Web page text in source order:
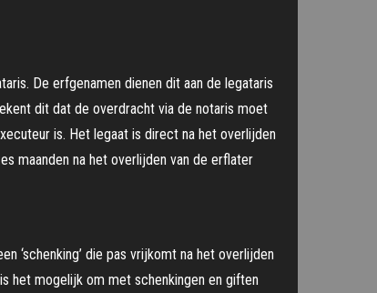
De erfgenamen dienen dit aan de legataris
dit dat de overdracht via de notaris moet
is. Het legaat is direct na het overlijden
maanden na het overlijden van de erflater
‘schenking’ die pas vrijkomt na het overlijden
het mogelijk om met schenkingen en giften